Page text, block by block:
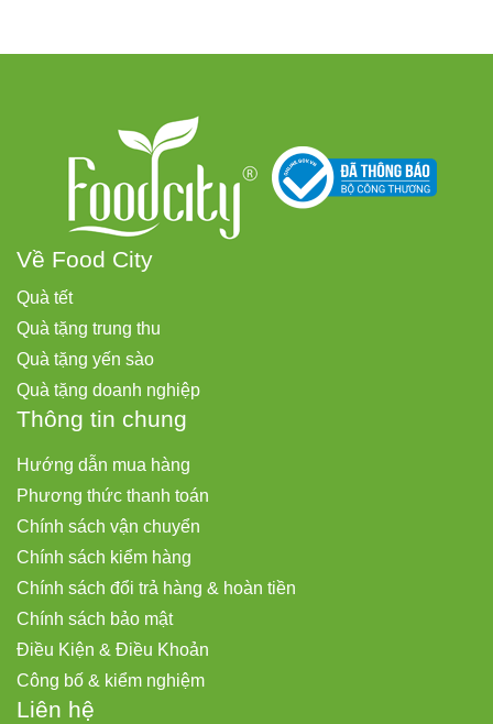
Về Food City
Quà tết
Quà tặng trung thu
Quà tặng yến sào
Quà tặng doanh nghiệp
Thông tin chung
Hướng dẫn mua hàng
Phương thức thanh toán
Chính sách vận chuyển
Chính sách kiểm hàng
Chính sách đổi trả hàng & hoàn tiền
Chính sách bảo mật
Điều Kiện & Điều Khoản
Công bố & kiểm nghiệm
Liên hệ